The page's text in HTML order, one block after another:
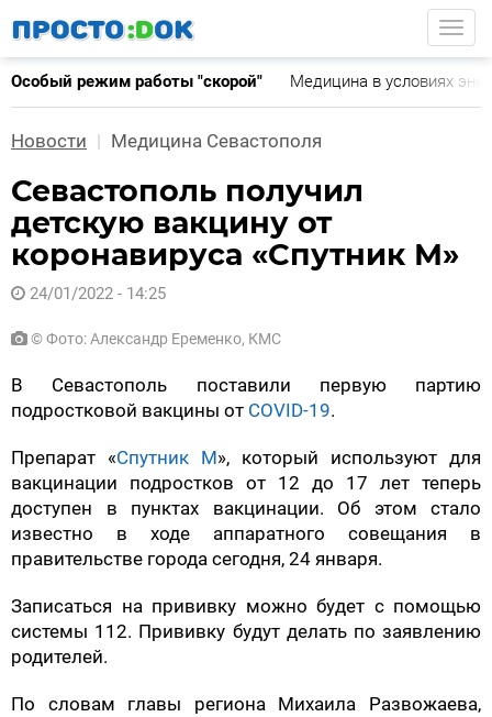
основному
содержанию
Особый режим работы "скорой" Медицина в условиях
Новости Медицина Севастополя
Севастополь получил
детскую вакцину от
коронавируса «Спутник М»
24/01/2022 - 14:25
© Фото: Александр Еременко, КМС
В Севастополь поставили первую партию
подростковой вакцины от COVID-19.
Препарат «Спутник М», который используют для
вакцинации подростков от 12 до 17 лет теперь
доступен в пунктах вакцинации. Об этом стало
известно в ходе аппаратного совещания в
правительстве города сегодня, 24 января.
Записаться на прививку можно будет с помощью
системы 112. Прививку будут делать по заявлению
родителей.
По словам главы региона Михаила Развожаева,